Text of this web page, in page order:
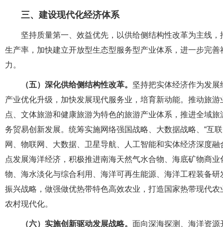
三、建设现代化经济体系
坚持质量第一、效益优先，以供给侧结构性改革为主线
生产率，加快建立开放型生态型服务型产业体系，进一步完
力。
（五）深化供给侧结构性改革。 坚持把实体经济作为发
产业优化升级，加快发展现代服务业，培育新动能。推动旅
点、文体旅游和健康旅游为特色的旅游产业体系，推进全域
务贸易创新发展。统筹实施网络强国战略、大数据战略、“互
网、物联网、大数据、卫星导航、人工智能和实体经济深度
点发展海洋经济，积极推进南海天然气水合物、海底矿物商
物、海水淡化与综合利用、海洋可再生能源、海洋工程装备
振兴战略，做强做优热带特色高效农业，打造国家热带现代
农村现代化。
（六）实施创新驱动发展战略。 面向深海探测、海洋资